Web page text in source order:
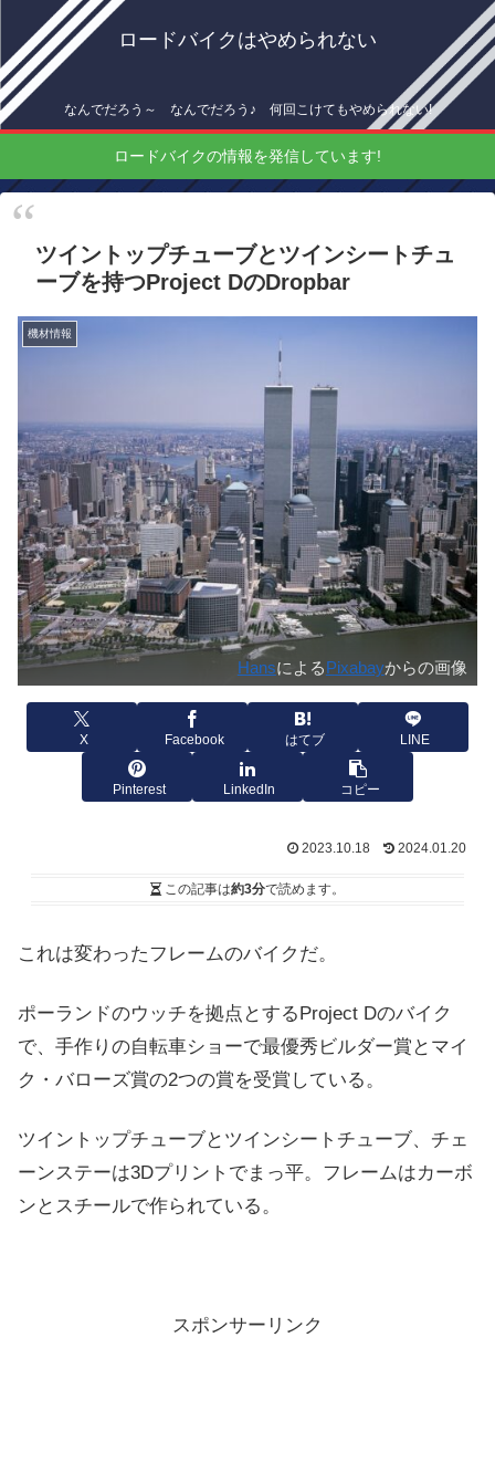
ロードバイクはやめられない
なんでだろう～ なんでだろう♪ 何回こけてもやめられない!
ロードバイクの情報を発信しています!
ツイントップチューブとツインシートチュ
ーブを持つProject DのDropbar
機材情報
HansによるPixabayからの画像
X Facebook はてブ LINE
Pinterest LinkedIn コピー
2023.10.18 2024.01.20
この記事は約3分で読めます。
これは変わったフレームのバイクだ。
ポーランドのウッチを拠点とするProject Dのバイク
で、手作りの自転車ショーで最優秀ビルダー賞とマイ
ク・バローズ賞の2つの賞を受賞している。
ツイントップチューブとツインシートチューブ、チェ
ーンステーは3Dプリントでまっ平。フレームはカーボ
ンとスチールで作られている。
スポンサーリンク